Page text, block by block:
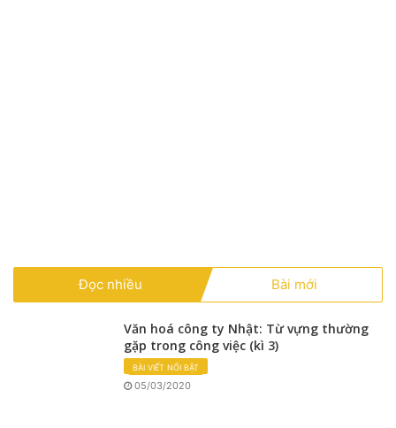
Đọc nhiều Bài mới
Văn hoá công ty Nhật: Từ vựng thường
gặp trong công việc (kì 3)
BÀI VIẾT NỔI BẬT
05/03/2020